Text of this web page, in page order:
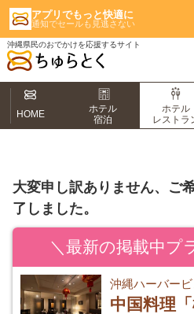
アプリでもっと快適に
通知でセールも見逃さない
沖縄県民のおでかけを応援するサイト
HOME
ホテル
宿泊
ホテル
レストラ
大変申し訳ありません、ご
了しました。
＼最新の掲載中プ
沖縄ハーバービ
中国料理